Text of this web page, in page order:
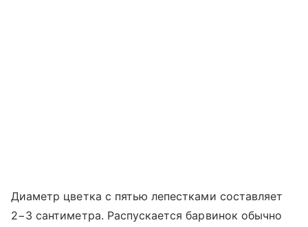
Диаметр цветка с пятью лепестками составляет
2−3 сантиметра. Распускается барвинок обычно